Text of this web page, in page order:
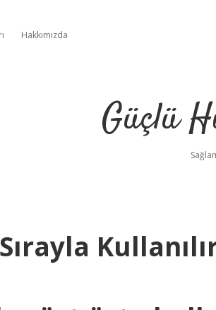
Hakkımızda
Güçlü